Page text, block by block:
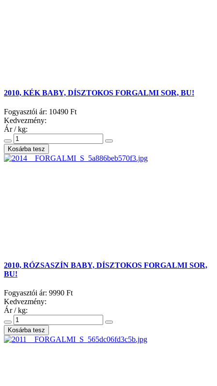
2010, KÉK BABY, DÍSZTOKOS FORGALMI SOR, BU!
Fogyasztói ár: 10490 Ft
Kedvezmény:
Ár / kg:
2010, RÓZSASZÍN BABY, DÍSZTOKOS FORGALMI SOR,
BU!
Fogyasztói ár: 9990 Ft
Kedvezmény:
Ár / kg: